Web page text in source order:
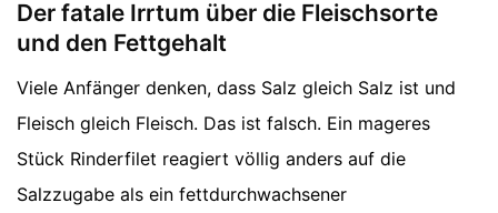
Der fatale Irrtum über die Fleischsorte
und den Fettgehalt
Viele Anfänger denken, dass Salz gleich Salz ist und
Fleisch gleich Fleisch. Das ist falsch. Ein mageres
Stück Rinderfilet reagiert völlig anders auf die
Salzzugabe als ein fettdurchwachsener